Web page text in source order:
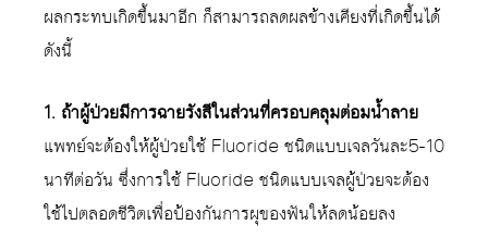
ผลกระทบเกิดขึ้นมาอีก ก็สามารถลดผลข้างเคียงที่เกิดขึ้นได้
ดังนี้
1. ถ้าผู้ป่วยมีการฉายรังสีในส่วนที่ครอบคลุมต่อมน้ำลาย
แพทย์จะต้องให้ผู้ป่วยใช้ Fluoride ชนิดแบบเจลวันละ5-10
นาทีต่อวัน ซึ่งการใช้ Fluoride ชนิดแบบเจลผู้ป่วยจะต้อง
ใช้ไปตลอดชีวิตเพื่อป้องกันการผุของฟันให้ลดน้อยลง